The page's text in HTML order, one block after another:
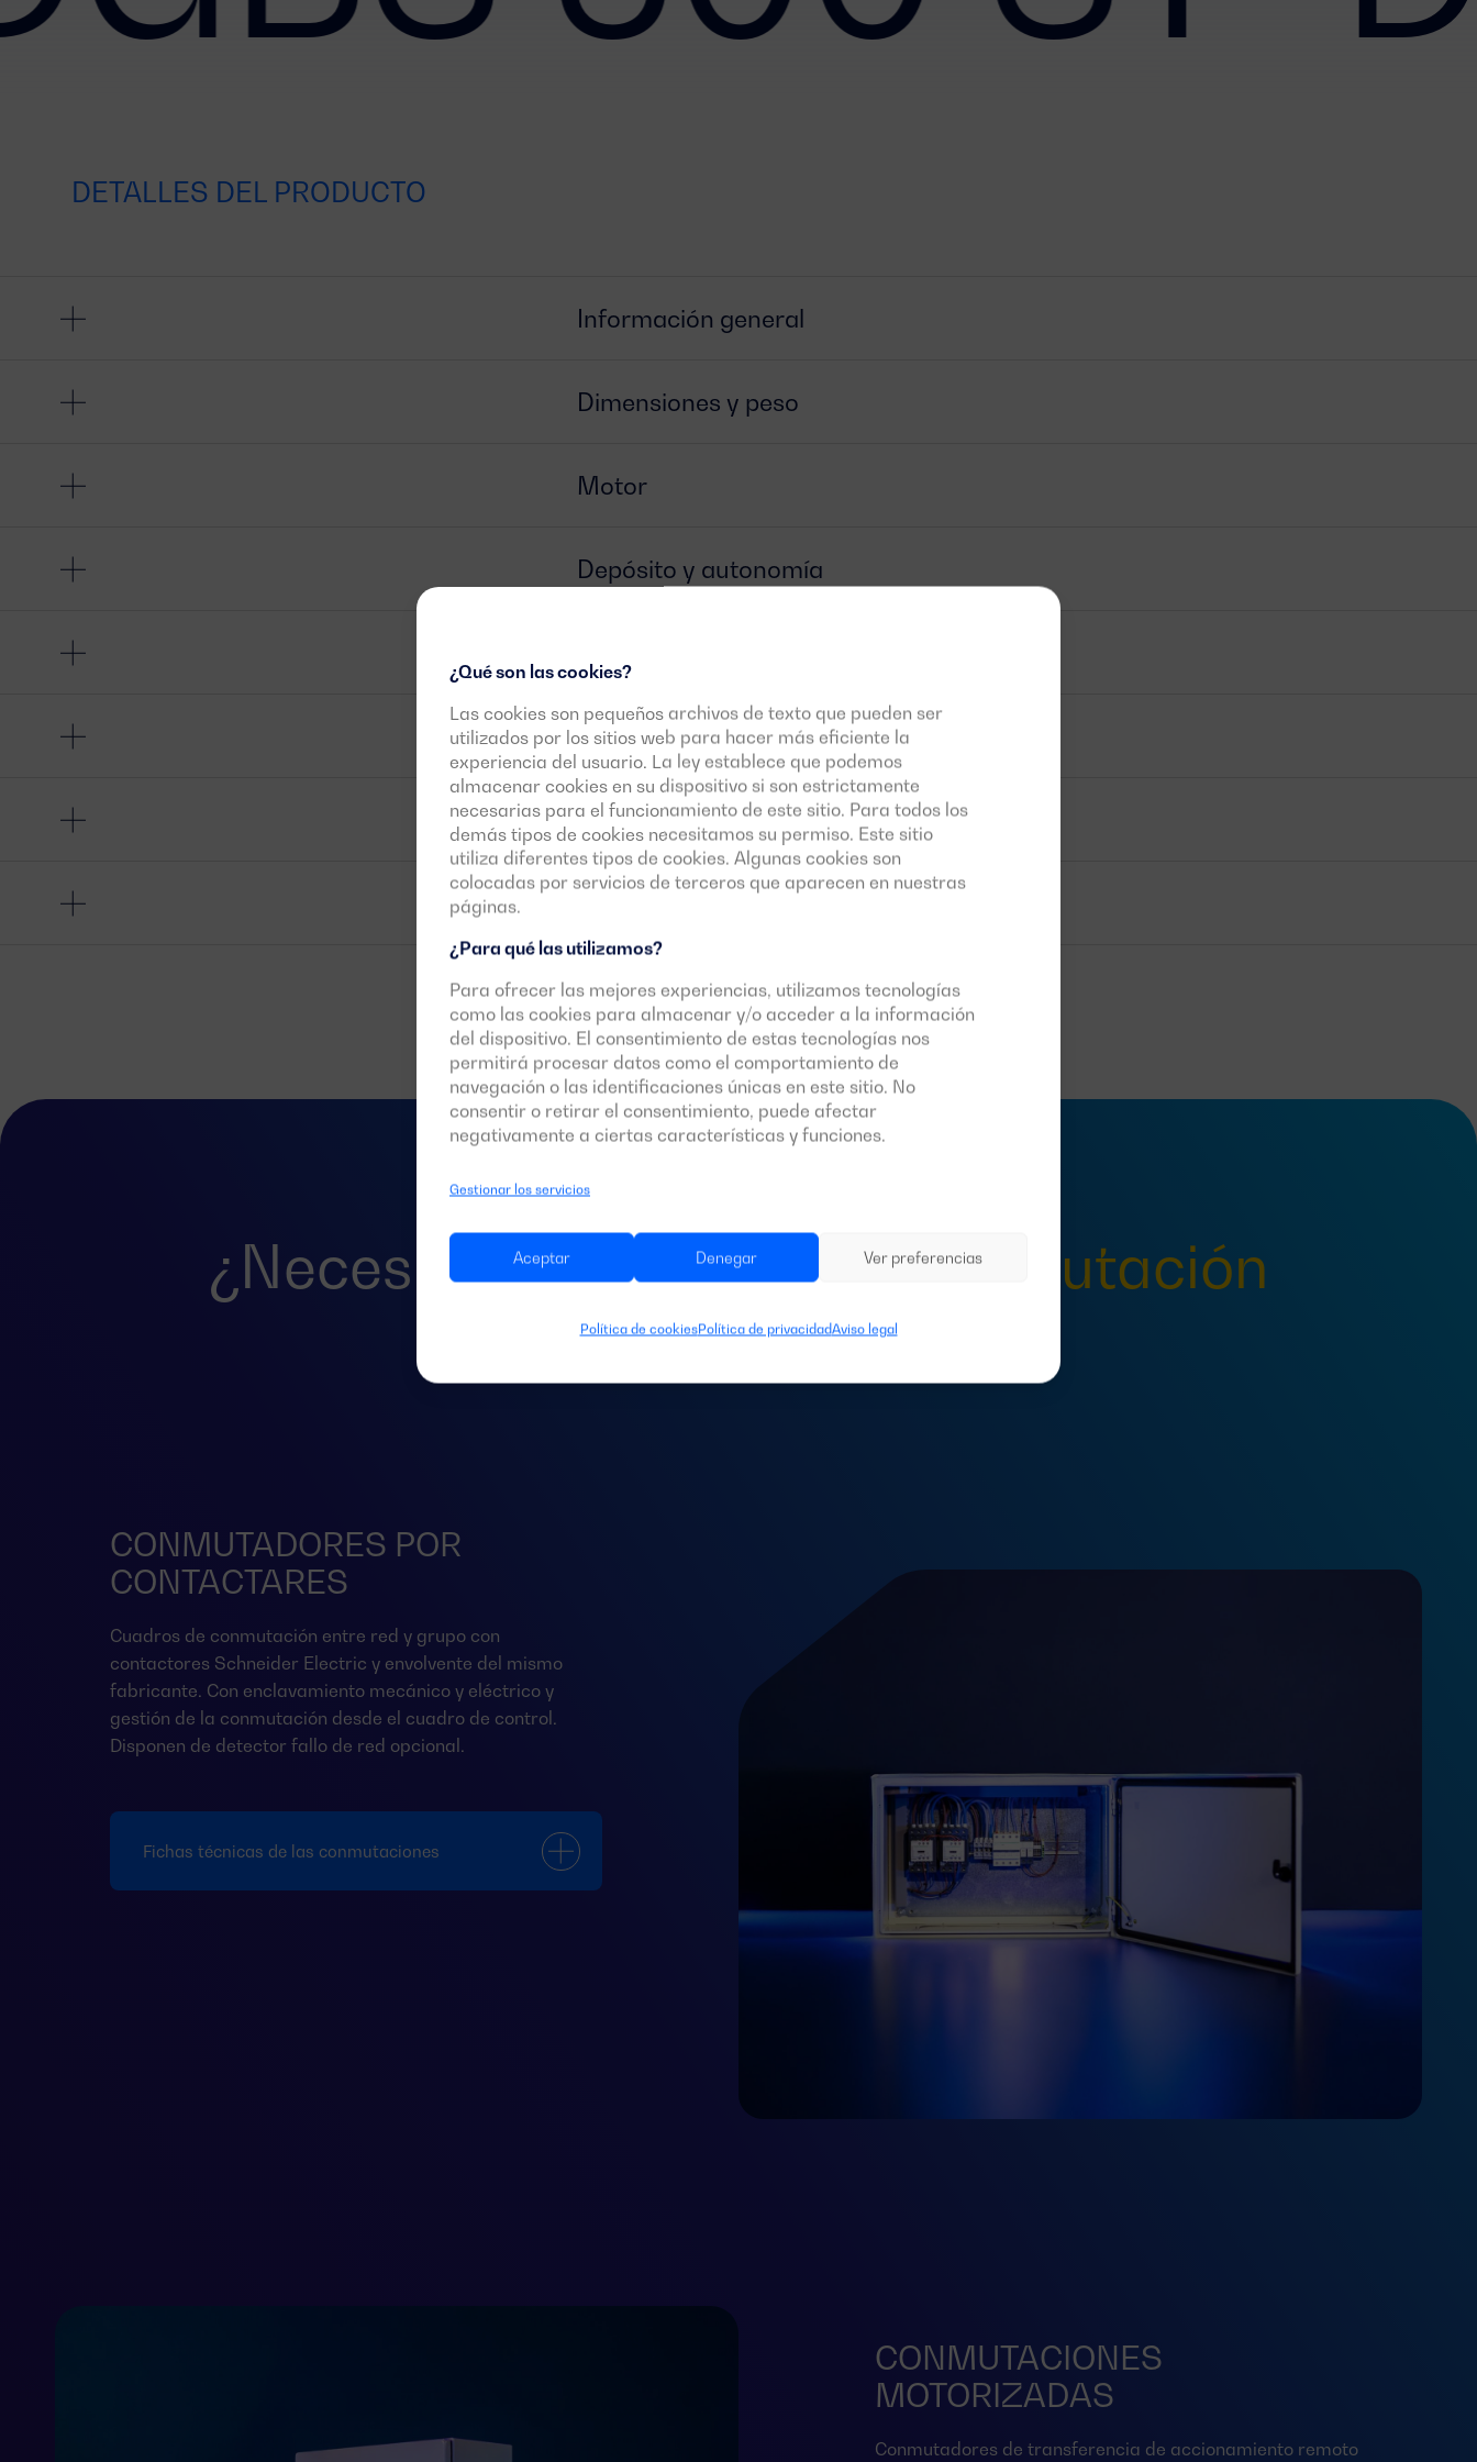
¿Qué son las cookies?
Las cookies son pequeños archivos de texto que pueden ser
utilizados por los sitios web para hacer más eficiente la
experiencia del usuario. La ley establece que podemos
almacenar cookies en su dispositivo si son estrictamente
necesarias para el funcionamiento de este sitio. Para todos los
demás tipos de cookies necesitamos su permiso. Este sitio
utiliza diferentes tipos de cookies. Algunas cookies son
colocadas por servicios de terceros que aparecen en nuestras
páginas.
¿Para qué las utilizamos?
Para ofrecer las mejores experiencias, utilizamos tecnologías
como las cookies para almacenar y/o acceder a la información
del dispositivo. El consentimiento de estas tecnologías nos
permitirá procesar datos como el comportamiento de
navegación o las identificaciones únicas en este sitio. No
consentir o retirar el consentimiento, puede afectar
negativamente a ciertas características y funciones.
Gestionar los servicios
Aceptar Denegar Ver preferencias
Política de cookiesPolítica de privacidadAviso legal
DETALLES DEL PRODUCTO
Información general
Dimensiones y peso
Motor
Depósito y autonomía
Interruptor
Centralita
Documentos descargables
¿Necesitas uncuadro de conmutación
para tu instalación?
CONMUTADORES POR
CONTACTARES
Cuadros de conmutación entre red y grupo con
contactores Schneider Electric y envolvente del mismo
fabricante. Con enclavamiento mecánico y eléctrico y
gestión de la conmutación desde el cuadro de control.
Disponen de detector fallo de red opcional.
Fichas técnicas de las conmutaciones
CONMUTACIONES
MOTORIZADAS
Conmutadores de transferencia de accionamiento remoto